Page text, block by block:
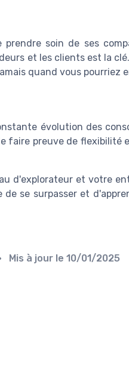
soin de ses
et les clients est la
quand vous pourriez
évolution des
faire preuve de flexibilité
d'explorateur et votre
se surpasser et
Mis à jour le 10/01/2025